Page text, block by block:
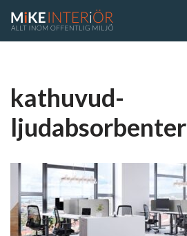
kathuvud-
ljudabsorbenter